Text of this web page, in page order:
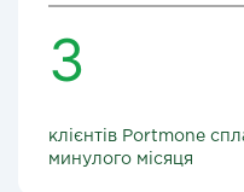
3
клієнтів Portmone
минулого місяця